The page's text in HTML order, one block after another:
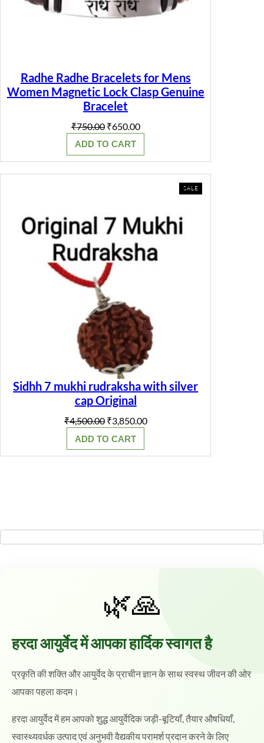
Radhe Radhe Bracelets for Mens
Women Magnetic Lock Clasp Genuine
Bracelet
₹750.00 Original
price
was:
₹750.00.
₹650.00Current
price
₹650.00.
ADD TO CART
SALEPRODUCT
ON
Sidhh 7 mukhi rudraksha with silver
cap Original
₹4,500.00 Original
price
was:
₹4,500.00.
₹3,850.00Current
ADD TO CART
🌿🙏
हरदा आयुर्वेद में आपका हार्दिक स्वागत है
प्रकृति की शक्ति और आयुर्वेद के प्राचीन ज्ञान के साथ स्वस्थ जीवन की ओर
आपका पहला कदम।
हरदा आयुर्वेद में हम आपको शुद्ध आयुर्वेदिक जड़ी-बूटियाँ, तैयार औषधियाँ,
स्वास्थ्यवर्धक उत्पाद एवं अनुभवी वैद्यकीय परामर्श प्रदान करने के लिए